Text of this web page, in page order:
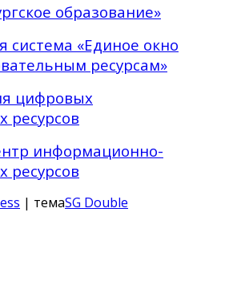
образование»
«Единое окно
ресурсам»
цифровых
ресурсов
информационно-
ресурсов
| темаSG Double